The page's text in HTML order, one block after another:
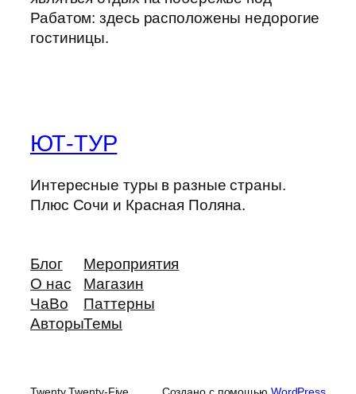
Рабатом: здесь расположены недорогие
гостиницы.
ЮТ-ТУР
Интересные туры в разные страны.
Плюс Сочи и Красная Поляна.
Блог
О нас
ЧаВо
Авторы
Мероприятия
Магазин
Паттерны
Темы
Twenty Twenty-Five Создано с помощью WordPress